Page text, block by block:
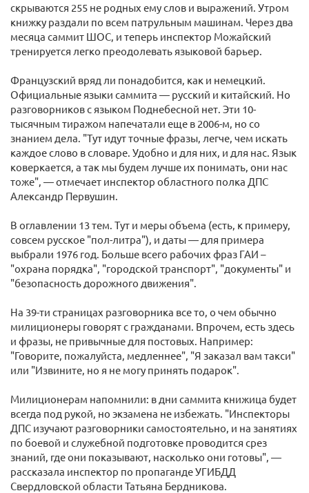
скрываются 255 не родных ему слов и выражений. Утром
книжку раздали по всем патрульным машинам. Через два
месяца саммит ШОС, и теперь инспектор Можайский
тренируется легко преодолевать языковой барьер.
Французский вряд ли понадобится, как и немецкий.
Официальные языки саммита — русский и китайский. Но
разговорников с языком Поднебесной нет. Эти 10-
тысячным тиражом напечатали еще в 2006-м, но со
знанием дела. "Тут идут точные фразы, легче, чем искать
каждое слово в словаре. Удобно и для них, и для нас. Язык
коверкается, а так мы будем лучше их понимать, они нас
тоже", — отмечает инспектор областного полка ДПС
Александр Первушин.
В оглавлении 13 тем. Тут и меры объема (есть, к примеру,
совсем русское "пол-литра"), и даты — для примера
выбрали 1976 год. Больше всего рабочих фраз ГАИ –
"охрана порядка", "городской транспорт", "документы" и
"безопасность дорожного движения".
На 39-ти страницах разговорника все то, о чем обычно
милиционеры говорят с гражданами. Впрочем, есть здесь
и фразы, не привычные для постовых. Например:
"Говорите, пожалуйста, медленнее", "Я заказал вам такси"
или "Извините, но я не могу принять подарок".
Милиционерам напомнили: в дни саммита книжица будет
всегда под рукой, но экзамена не избежать. "Инспекторы
ДПС изучают разговорники самостоятельно, и на занятиях
по боевой и служебной подготовке проводится срез
знаний, где они показывают, насколько они готовы", —
рассказала инспектор по пропаганде УГИБДД
Свердловской области Татьяна Бердникова.